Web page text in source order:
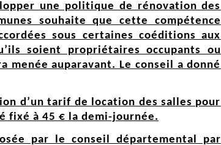
une politique de rénovation des
souhaite que cette compétence
sous certaines coéditions aux
soient propriétaires occupants ou
auparavant. Le conseil a donné
d’un tarif de location des salles pour
fixé à 45 € la demi-journée.
par le conseil départemental par